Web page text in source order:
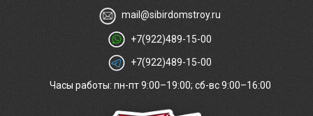
mail@sibirdomstroy.ru
+7(922)489-15-00
+7(922)489-15-00
Часы работы: пн-пт 9:00–19:00; сб-вс 9:00–16:00